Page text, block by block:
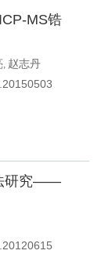
MS锆
, 赵志丹
研究——